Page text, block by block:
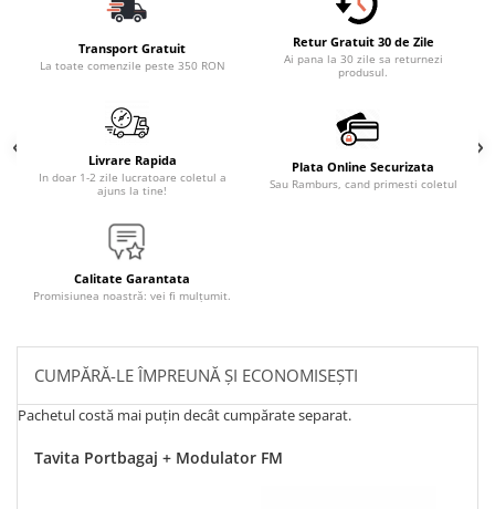
Transport Gratuit
La toate comenzile peste 350 RON
Retur Gratuit 30 de Zile
Ai pana la 30 zile sa returnezi
produsul.
Livrare Rapida
In doar 1-2 zile lucratoare coletul a
ajuns la tine!
Plata Online Securizata
Sau Ramburs, cand primesti coletul
Calitate Garantata
Promisiunea noastră: vei fi mulțumit.
CUMPĂRĂ-LE ÎMPREUNĂ ȘI ECONOMISEȘTI
Pachetul costă mai puțin decât cumpărate separat.
Tavita Portbagaj + Modulator FM